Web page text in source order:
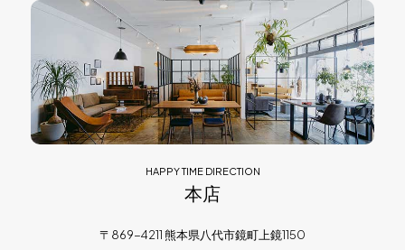
HAPPY TIME DIRECTION
本店
〒869-4211 熊本県八代市鏡町上鏡1150